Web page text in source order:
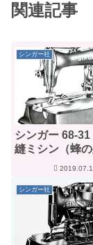
関連記事
シンガー社
シンガー 68-31
縫ミシン（蜂の
シンガー社